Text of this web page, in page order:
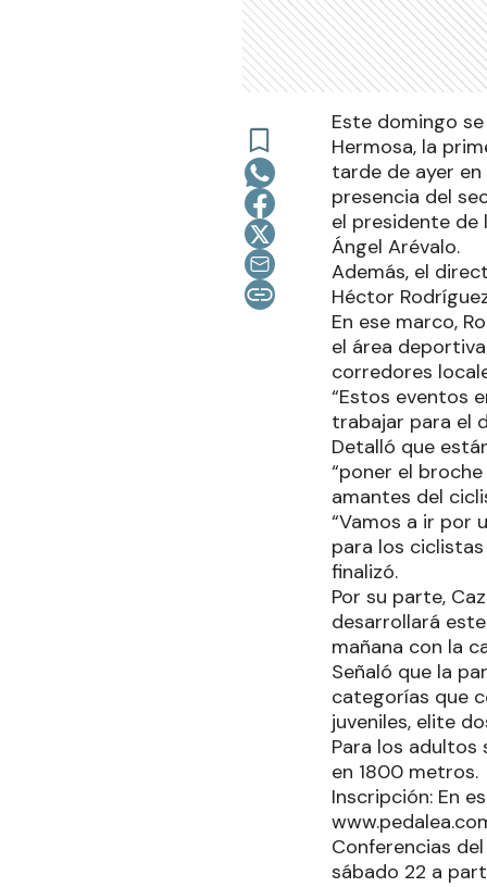
Este domingo
Hermosa, la
tarde de ayer
presencia del
el presidente de
Ángel Arévalo.
Además, el
Héctor
En ese marco,
el área
corredores
“Estos eventos
trabajar para el
Detalló que
“poner el
amantes del
“Vamos a ir por
para los
finalizó.
Por su parte,
desarrollará
mañana con la
Señaló que la
categorías que
juveniles, elite
Para los
en 1800 metros.
Inscripción: En
Conferencias
sábado 22 a